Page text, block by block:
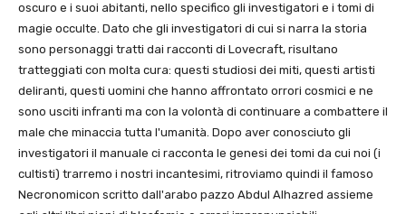
oscuro e i suoi abitanti, nello specifico gli investigatori e i tomi di
magie occulte. Dato che gli investigatori di cui si narra la storia
sono personaggi tratti dai racconti di Lovecraft, risultano
tratteggiati con molta cura: questi studiosi dei miti, questi artisti
deliranti, questi uomini che hanno affrontato orrori cosmici e ne
sono usciti infranti ma con la volontà di continuare a combattere il
male che minaccia tutta l'umanità. Dopo aver conosciuto gli
investigatori il manuale ci racconta le genesi dei tomi da cui noi (i
cultisti) trarremo i nostri incantesimi, ritroviamo quindi il famoso
Necronomicon scritto dall'arabo pazzo Abdul Alhazred assieme